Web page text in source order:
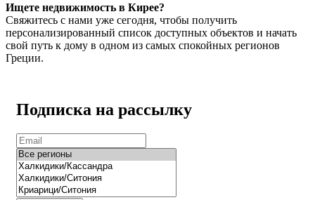
Ищете недвижимость в Кирее?
Свяжитесь с нами уже сегодня, чтобы получить
персонализированный список доступных объектов и начать
свой путь к дому в одном из самых спокойных регионов
Греции.
Подписка на рассылку